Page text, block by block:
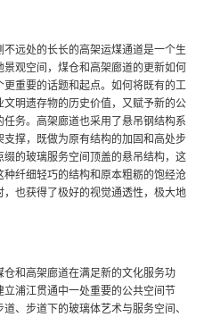
远处的长长的高架运煤通道是一个生
观空间，煤仓和高架廊道的更新如何
重要的话题和起点。如何将既有的工
明遗存物的历史价值，又赋予新的公
务。高架廊道也采用了悬吊钢结构系
撑，既做为原有结构的加固和高处步
的玻璃服务空间顶盖的悬吊结构，这
纤细轻巧的结构和原本粗粝的饱经沧
也获得了极好的视觉通透性，极大地
和高架廊道在满足新的文化服务功
浦江贯通中一处重要的公共空间节
、步道下的玻璃体艺术与服务空间、